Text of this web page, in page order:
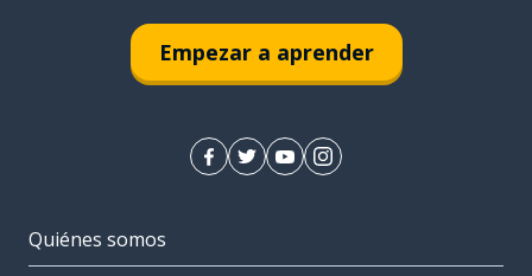
Empezar a aprender
Quiénes somos